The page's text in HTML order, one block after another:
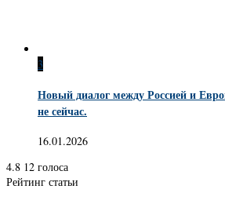
3
Новый диалог между Россией и
не сейчас.
16.01.2026
4.8 12 голоса
Рейтинг статьи